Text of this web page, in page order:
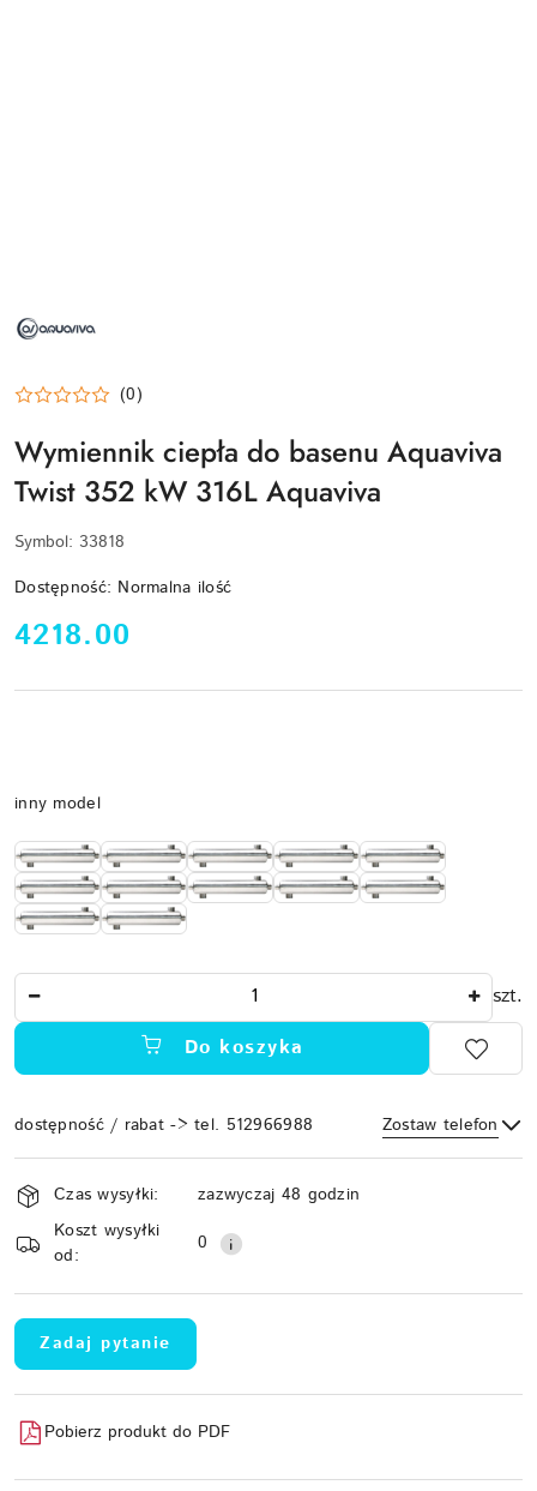
AQUAVIVA
(0)
Wymiennik ciepła do basenu Aquaviva
Twist 352 kW 316L Aquaviva
Symbol: 33818
Dostępność: Normalna ilość
cena:
4218.00
Wariant
inny model
szt.
Do koszyka
dostępność / rabat -> tel. 512966988 Zostaw telefon
Wyślij
Dostępność
i
dostawa
Czas wysyłki:
zazwyczaj 48 godzin
Koszt wysyłki
od:
0
Zadaj pytanie
Pobierz produkt do PDF